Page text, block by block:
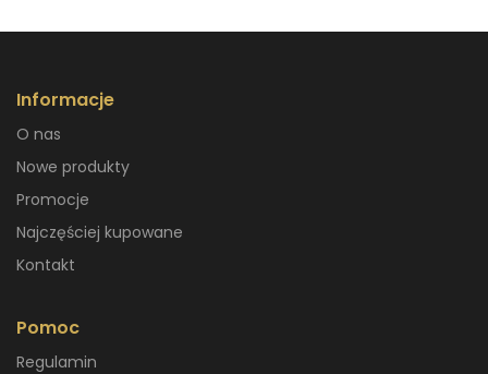
Informacje
O nas
Nowe produkty
Promocje
Najczęściej kupowane
Kontakt
Pomoc
Regulamin